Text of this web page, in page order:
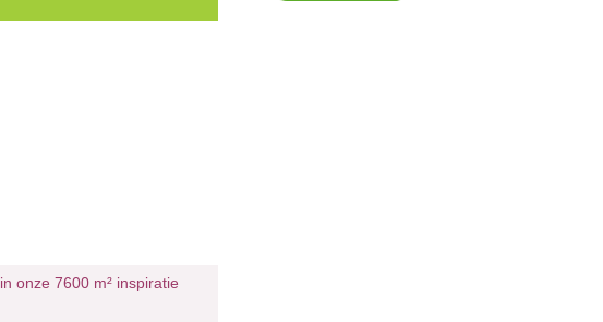
in onze 7600 m² inspiratie